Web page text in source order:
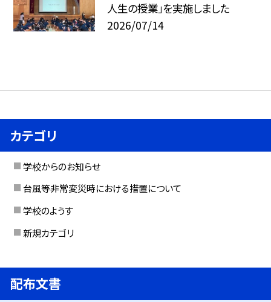
人生の授業」を実施しました
2026/07/14
カテゴリ
学校からのお知らせ
台風等非常変災時における措置について
学校のようす
新規カテゴリ
配布文書